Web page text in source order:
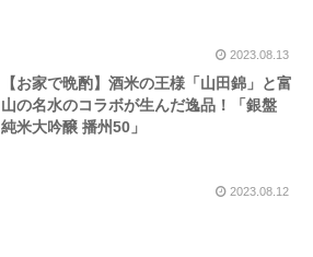
2023.08.13
【お家で晩酌】酒米の王様「山田錦」と富
山の名水のコラボが生んだ逸品！「銀盤
純米大吟醸 播州50」
2023.08.12